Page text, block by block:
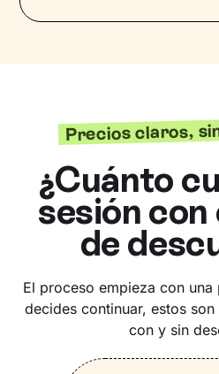
Precios claros,
¿Cuánto
sesión con
de
El proceso empieza con
decides continuar, estos
con y sin